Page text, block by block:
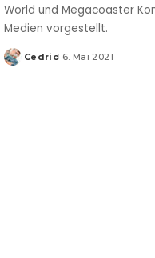
World und Megacoaster
Medien vorgestellt.
Posted
Cedric 6. Mai 2021